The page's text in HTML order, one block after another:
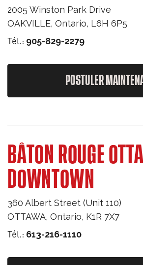
2005 Winston Park Drive
OAKVILLE, Ontario, L6H 6P5
Tél.: 905-829-2279
POSTULER
BÂTON ROUGE
DOWNTOWN
360 Albert Street (Unit 110)
OTTAWA, Ontario, K1R 7X7
Tél.: 613-216-1110